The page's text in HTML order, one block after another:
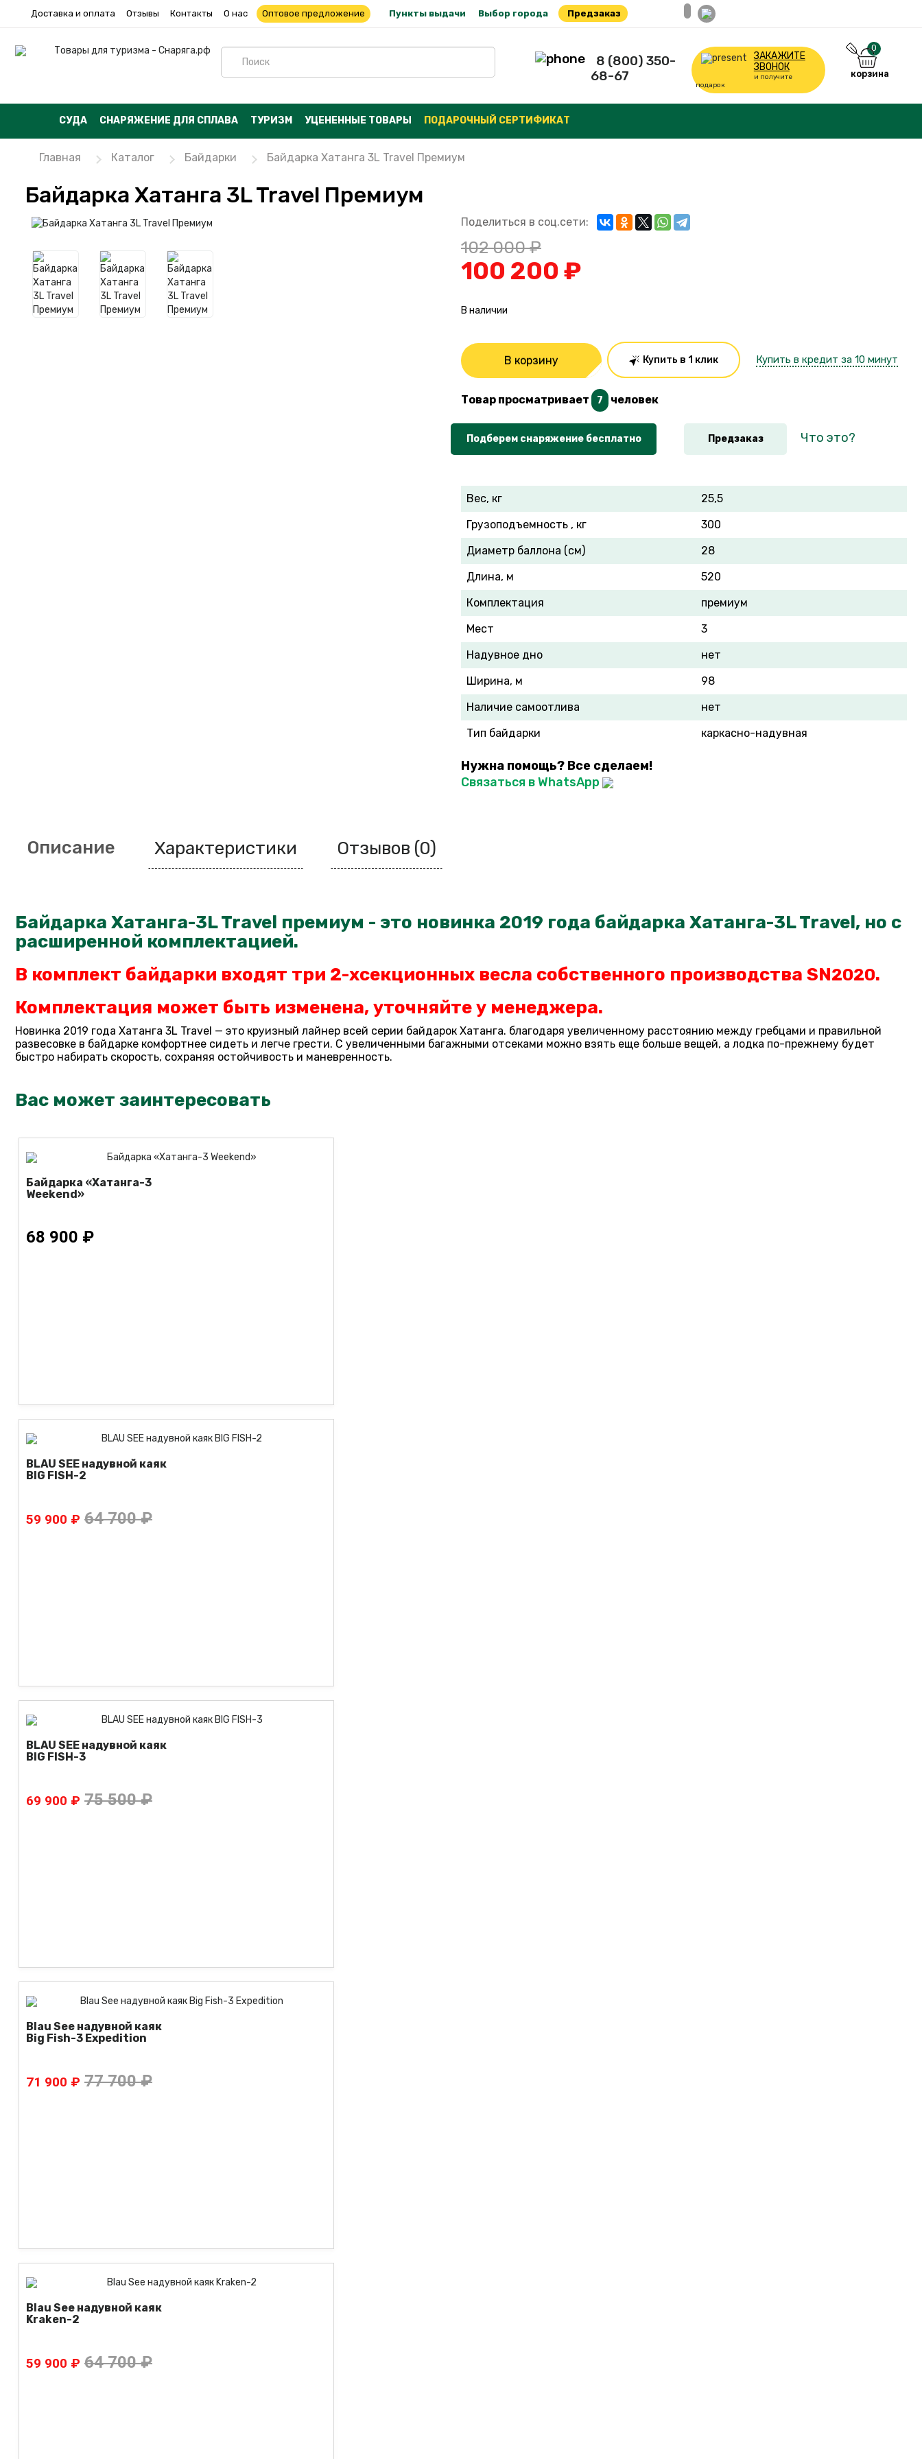
Доставка и оплата Отзывы Контакты О нас Оптовое предложение Пункты выдачи Выбор города Предзаказ
8 (800) 350-
68-67
ЗАКАЖИТЕ
ЗВОНОК
и получите
подарок
0
корзина
СУДА СНАРЯЖЕНИЕ ДЛЯ СПЛАВА ТУРИЗМ УЦЕНЕННЫЕ ТОВАРЫ ПОДАРОЧНЫЙ СЕРТИФИКАТ
Главная Каталог Байдарки Байдарка Хатанга 3L Travel Премиум
Байдарка Хатанга 3L Travel Премиум
Поделиться в соц.сети:
102 000 ₽
100 200 ₽
В наличии
В корзину Купить в 1 клик Купить в кредит за 10 минут
Товар просматривает 7 человек
Подберем снаряжение бесплатно Предзаказ Что это?
Вес, кг
25,5
Грузоподъемность , кг
300
Диаметр баллона (см)
28
Длина, м
520
Комплектация
премиум
Мест
3
Надувное дно
нет
Ширина, м
98
Наличие самоотлива
нет
Тип байдарки
каркасно-надувная
Нужна помощь? Все сделаем!
Связаться в WhatsApp
Описание Характеристики Отзывов (0)
Байдарка Хатанга-3L Travel премиум - это новинка 2019 года байдарка Хатанга-3L Travel, но с
расширенной комплектацией.
В комплект байдарки входят три 2-хсекционных весла собственного производства SN2020.
Комплектация может быть изменена, уточняйте у менеджера.
Новинка 2019 года Хатанга 3L Travel — это круизный лайнер всей серии байдарок Хатанга. благодаря увеличенному расстоянию между гребцами и правильной
развесовке в байдарке комфортнее сидеть и легче грести. С увеличенными багажными отсеками можно взять еще больше вещей, а лодка по-прежнему будет
быстро набирать скорость, сохраняя остойчивость и маневренность.
Вас может заинтересовать
Байдарка «Хатанга-3
Weekend»
68 900 ₽
BLAU SEE надувной каяк
BIG FISH-2
59 900 ₽ 64 700 ₽
BLAU SEE надувной каяк
BIG FISH-3
69 900 ₽ 75 500 ₽
Blau See надувной каяк
Big Fish-3 Expedition
71 900 ₽ 77 700 ₽
Blau See надувной каяк
Kraken-2
59 900 ₽ 64 700 ₽